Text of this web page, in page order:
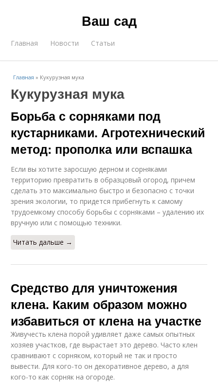
Ваш сад
Главная Новости Статьи
Главная » Кукурузная мука
Кукурузная мука
Борьба с сорняками под
кустарниками. Агротехнический
метод: прополка или вспашка
Если вы хотите заросшую дерном и сорняками
территорию превратить в образцовый огород, причем
сделать это максимально быстро и безопасно с точки
зрения экологии, то придется прибегнуть к самому
трудоемкому способу борьбы с сорняками – удалению их
вручную или с помощью техники.
Читать дальше →
Средство для уничтожения
клена. Каким образом можно
избавиться от клена на участке
Живучесть клена порой удивляет даже самых опытных
хозяев участков, где вырастает это дерево. Часто клен
сравнивают с сорняком, который не так и просто
вывести. Для кого-то он декоративное дерево, а для
кого-то как сорняк на огороде.